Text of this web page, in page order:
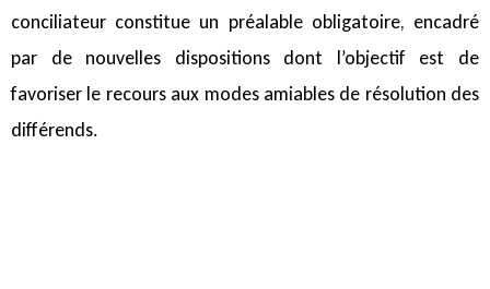
conciliateur constitue un préalable obligatoire, encadré
par de nouvelles dispositions dont l’objectif est de
favoriser le recours aux modes amiables de résolution des
différends.